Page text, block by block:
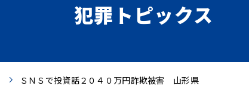
犯罪トピックス
ＳＮＳで投資話２０４０万円詐欺被害 山形県